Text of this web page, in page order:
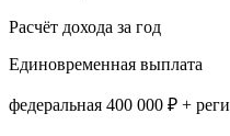
Расчёт дохода за год
Единовременная выплата
федеральная 400 000 ₽ +